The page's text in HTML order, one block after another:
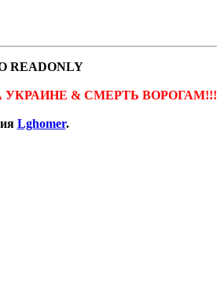
УКРАИНЕ & СМЕРТЬ ВОРОГАМ!!!
Lghomer.